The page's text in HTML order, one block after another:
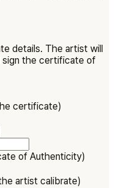
details. The artist will
sign the certificate of
certificate)
of Authenticity)
artist calibrate)